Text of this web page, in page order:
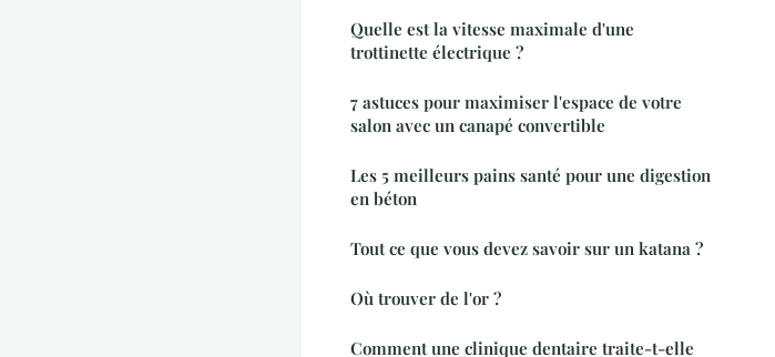
Quelle est la vitesse maximale d'une
trottinette électrique ?
7 astuces pour maximiser l'espace de votre
salon avec un canapé convertible
Les 5 meilleurs pains santé pour une digestion
en béton
Tout ce que vous devez savoir sur un katana ?
Où trouver de l'or ?
Comment une clinique dentaire traite-t-elle